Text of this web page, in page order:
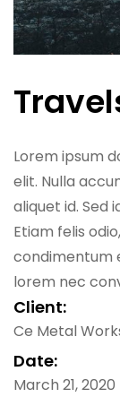
Lorem ipsum
elit. Nulla
aliquet id. Sed
Etiam felis
condimentum
lorem nec
Client:
Ce Metal
Date:
March 21, 2020